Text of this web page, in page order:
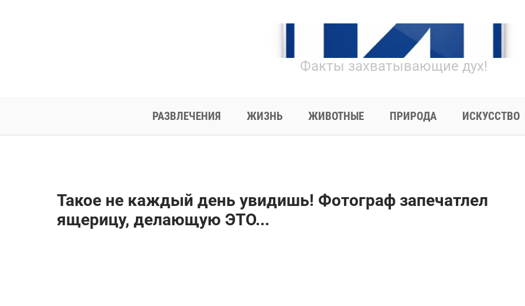
Факты захватывающие дух!
РАЗВЛЕЧЕНИЯ ЖИЗНЬ ЖИВОТНЫЕ ПРИРОДА ИСКУССТВО
Такое не каждый день увидишь! Фотограф запечатлел
ящерицу, делающую ЭТО...